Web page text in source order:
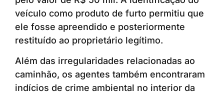
veículo como produto de furto permitiu que
ele fosse apreendido e posteriormente
restituído ao proprietário legítimo.
Além das irregularidades relacionadas ao
caminhão, os agentes também encontraram
indícios de crime ambiental no interior da